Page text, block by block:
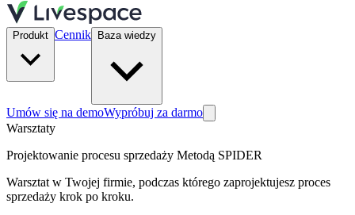
Produkt Cennik Baza wiedzy
Umów się na demoWypróbuj za darmo
Warsztaty
Projektowanie procesu sprzedaży Metodą SPIDER
Warsztat w Twojej firmie, podczas którego zaprojektujesz proces
sprzedaży krok po kroku.